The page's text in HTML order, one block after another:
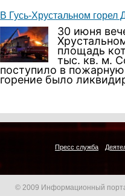
В Гусь-Хрустальном горел
30 июня
площадь
тыс. кв. м.
поступило в
горение было
Пресс служба
© 2009 Информационный